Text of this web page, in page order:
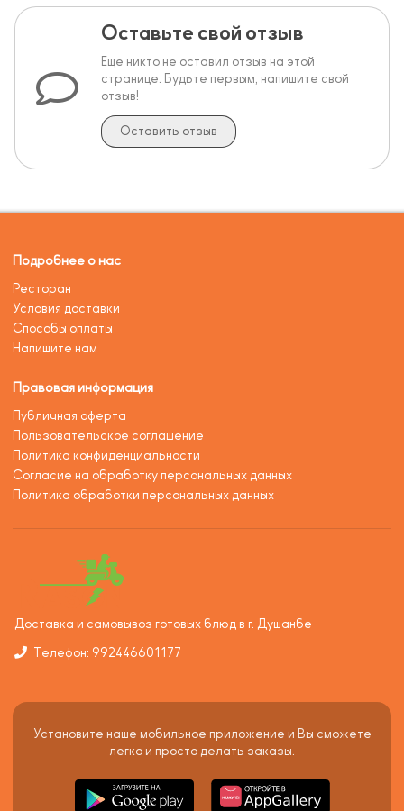
Оставьте свой отзыв
Еще никто не оставил отзыв на этой
странице. Будьте первым, напишите свой
отзыв!
Оставить отзыв
Подробнее о нас
Ресторан
Условия доставки
Способы оплаты
Напишите нам
Правовая информация
Публичная оферта
Пользовательское соглашение
Политика конфиденциальности
Согласие на обработку персональных данных
Политика обработки персональных данных
Доставка и самовывоз готовых блюд в г. Душанбе
Телефон: 992446601177
Установите наше мобильное приложение и Вы сможете
легко и просто делать заказы.